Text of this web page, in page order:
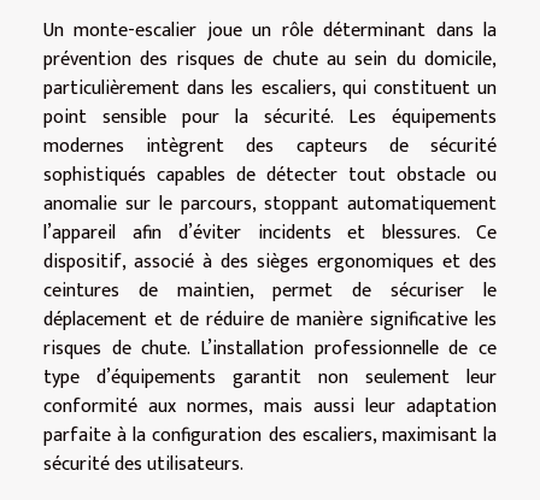
Un monte-escalier joue un rôle déterminant dans la
prévention des risques de chute au sein du domicile,
particulièrement dans les escaliers, qui constituent un
point sensible pour la sécurité. Les équipements
modernes intègrent des capteurs de sécurité
sophistiqués capables de détecter tout obstacle ou
anomalie sur le parcours, stoppant automatiquement
l’appareil afin d’éviter incidents et blessures. Ce
dispositif, associé à des sièges ergonomiques et des
ceintures de maintien, permet de sécuriser le
déplacement et de réduire de manière significative les
risques de chute. L’installation professionnelle de ce
type d’équipements garantit non seulement leur
conformité aux normes, mais aussi leur adaptation
parfaite à la configuration des escaliers, maximisant la
sécurité des utilisateurs.